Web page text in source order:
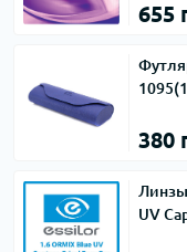
655
380
Линзы
UV